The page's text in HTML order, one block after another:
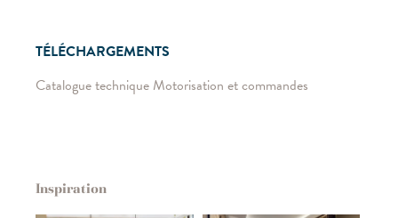
TÉLÉCHARGEMENTS
Catalogue technique Motorisation et commandes
Inspiration